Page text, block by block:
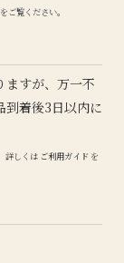
をご覧ください。
ますが、万一不
到着後3日以内に
詳しくは ご利用ガイド を